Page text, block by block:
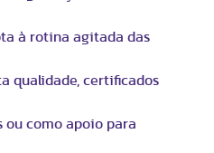
à rotina agitada das
qualidade, certificados
ou como apoio para